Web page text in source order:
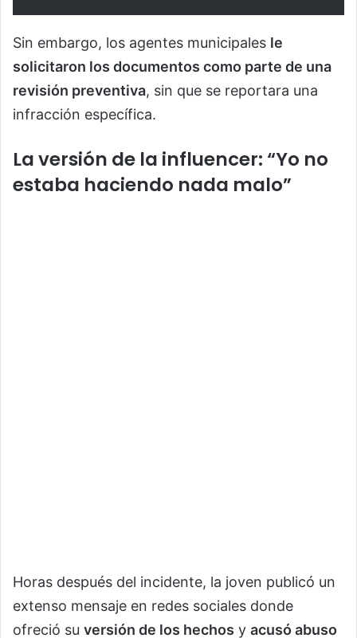
Sin embargo, los agentes municipales le
solicitaron los documentos como parte de una
revisión preventiva, sin que se reportara una
infracción específica.
La versión de la influencer: “Yo no
estaba haciendo nada malo”
Horas después del incidente, la joven publicó un
extenso mensaje en redes sociales donde
ofreció su versión de los hechos y acusó abuso